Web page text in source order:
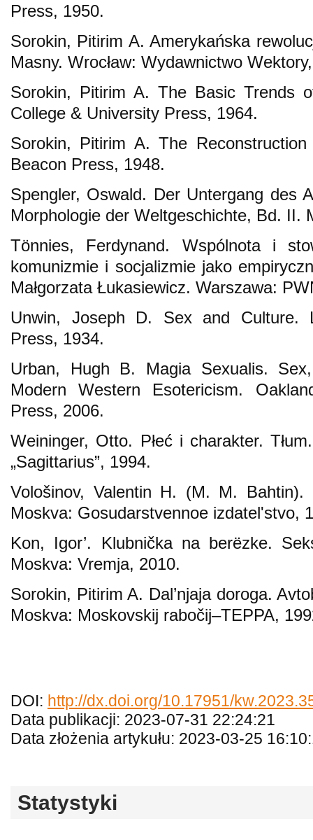
Press, 1950.
Sorokin, Pitirim A. Amerykańska
Masny. Wrocław: Wydawnictwo
Sorokin, Pitirim A. The Basic Trends
College & University Press, 1964.
Sorokin, Pitirim A. The
Beacon Press, 1948.
Spengler, Oswald. Der Untergang des
Morphologie der Weltgeschichte, Bd. II.
Tönnies, Ferdynand. Wspólnota i
komunizmie i socjalizmie jako
Małgorzata Łukasiewicz. Warszawa:
Unwin, Joseph D. Sex and Culture.
Press, 1934.
Urban, Hugh B. Magia Sexualis.
Modern Western Esotericism.
Press, 2006.
Weininger, Otto. Płeć i charakter.
„Sagittarius”, 1994.
Vološinov, Valentin H. (M. M. Bahtin).
Moskva: Gosudarstvennoe izdatelʹstvo,
Kon, Igor’. Klubnička na berëzke.
Moskva: Vremja, 2010.
Sorokin, Pitirim A. Dal’njaja doroga.
Moskva: Moskovskij rabočij‒TEPPA,
DOI: http://dx.doi.org/10.17951/
Data publikacji: 2023-07-31 22:24:21
Data złożenia artykułu: 2023-03-25
Statystyki